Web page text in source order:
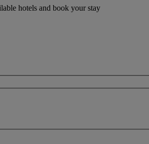
hotels and book your stay